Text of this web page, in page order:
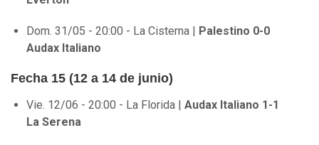
Dom. 31/05 - 20:00 - La Cisterna | Palestino 0-0
Audax Italiano
Fecha 15 (12 a 14 de junio)
Vie. 12/06 - 20:00 - La Florida | Audax Italiano 1-1
La Serena